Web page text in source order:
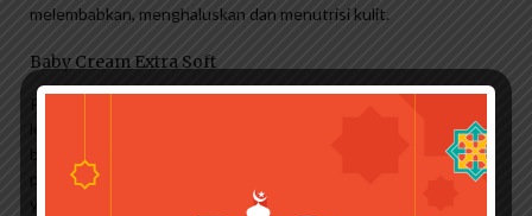
melembabkan, menghaluskan dan menutrisi kulit.
Baby Cream Extra Soft
Pelembap yang baik untuk kulit berminyak adalah yang tidak
lengket saat diaplikasikan dan dapat mengontrol minyak
berlebih pada wajah, artinya Anda salah memilih
pelembap.Pelembab yang cocok untuk kulit berminyak biasanya
yang bertekstur gel atau lotion. Di sisi lain, saya tahu banyak